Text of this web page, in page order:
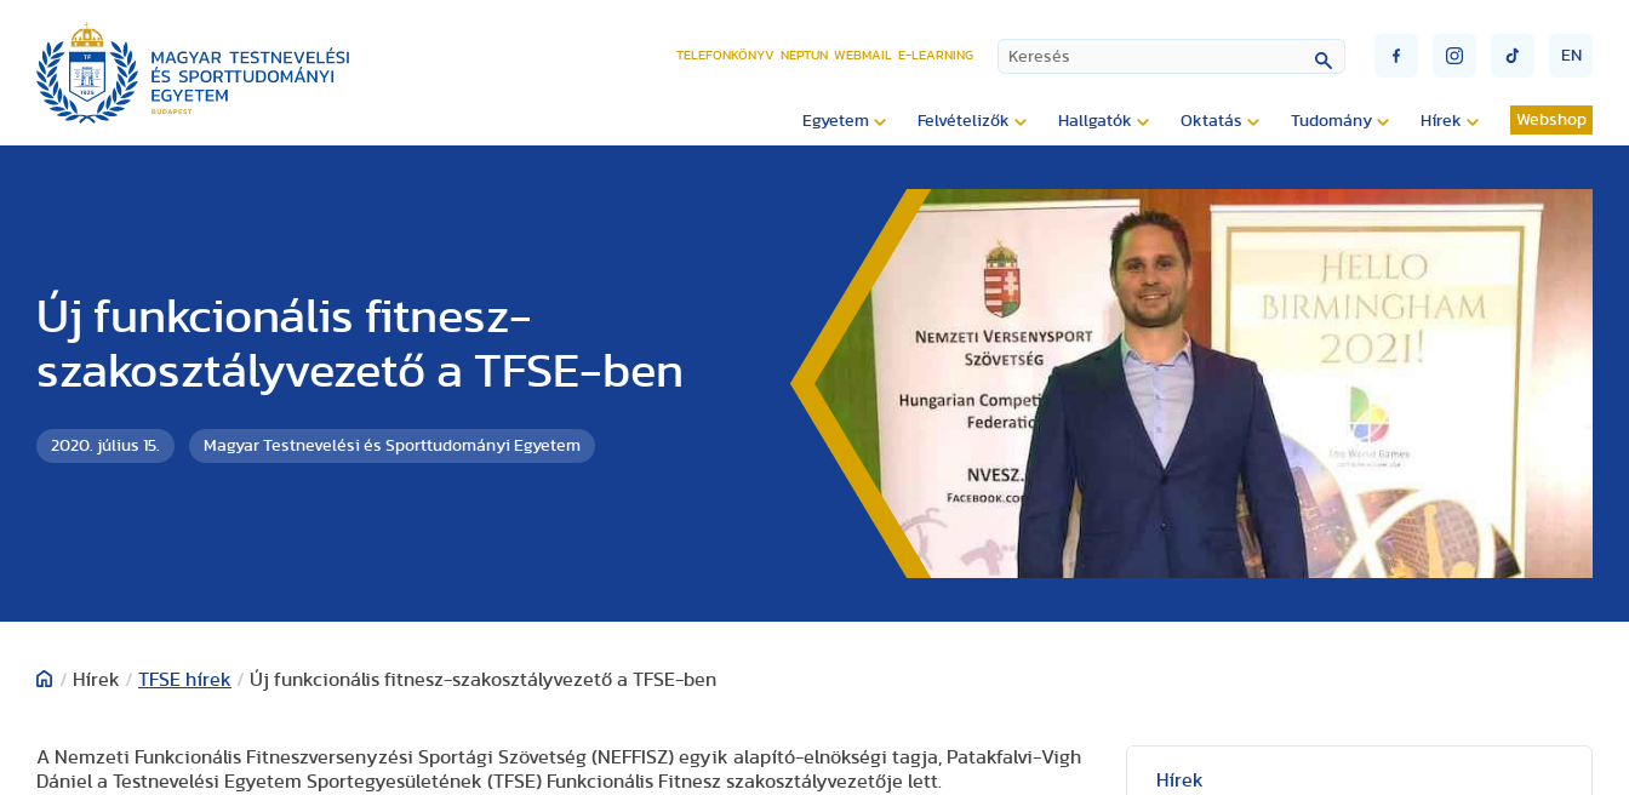
TELEFONKÖNYV NEPTUN WEBMAIL E-LEARNING EN
Egyetem Felvételizők Hallgatók Oktatás Tudomány Hírek Webshop
Új funkcionális fitnesz-
szakosztályvezető a TFSE-ben
2020. július 15. Magyar Testnevelési és Sporttudományi Egyetem
/ Hírek / TFSE hírek / Új funkcionális fitnesz-szakosztályvezető a TFSE-ben
A Nemzeti Funkcionális Fitneszversenyzési Sportági Szövetség (NEFFISZ) egyik alapító-elnökségi tagja, Patakfalvi-Vigh
Dániel a Testnevelési Egyetem Sportegyesületének (TFSE) Funkcionális Fitnesz szakosztályvezetője lett.
Hírek